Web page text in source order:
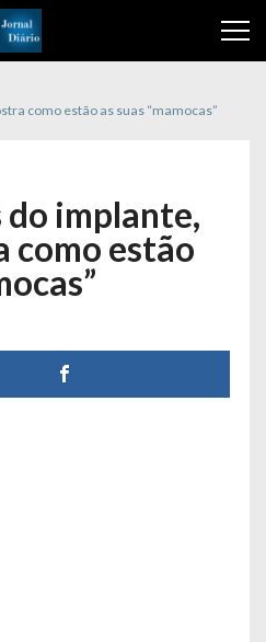
como estão as suas “mamocas”
do implante,
como estão